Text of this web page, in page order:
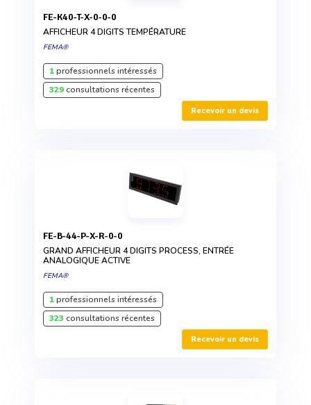
FE-K40-T-X-0-0-0
AFFICHEUR 4 DIGITS TEMPÉRATURE
FEMA®
1professionnels intéressés
329consultations récentes
Recevoir un devis
FE-B-44-P-X-R-0-0
GRAND AFFICHEUR 4 DIGITS PROCESS, ENTRÉE
ANALOGIQUE ACTIVE
FEMA®
1professionnels intéressés
323 consultations récentes
Recevoir un devis